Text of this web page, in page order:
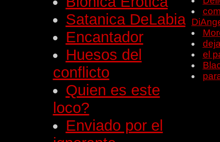
Satanica DeLabia
Encantador
Huesos del
conflicto
Quien es este
loco?
Enviado por el
el